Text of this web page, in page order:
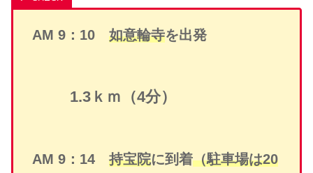
AM 9：10 如意輪寺を出発
1.3ｋｍ（4分）
AM 9：14 持宝院に到着（駐車場は20